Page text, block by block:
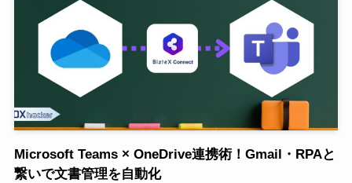
Microsoft Teams × OneDrive連携術！Gmail・RPAと
繋いで文書管理を自動化